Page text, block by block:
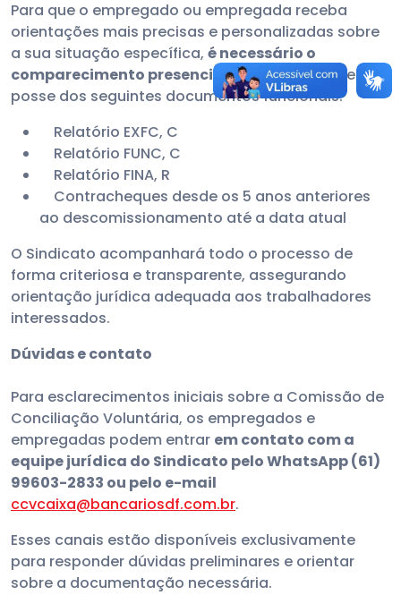
Para que o empregado ou empregada receba
orientações mais precisas e personalizadas sobre
a sua situação específica, é necessário o
comparecimento presencial ao Sindicato, de
posse dos seguintes documentos funcionais:
Relatório EXFC, C
Relatório FUNC, C
Relatório FINA, R
Contracheques desde os 5 anos anteriores
ao descomissionamento até a data atual
O Sindicato acompanhará todo o processo de
forma criteriosa e transparente, assegurando
orientação jurídica adequada aos trabalhadores
interessados.
Dúvidas e contato
Para esclarecimentos iniciais sobre a Comissão de
Conciliação Voluntária, os empregados e
empregadas podem entrar em contato com a
equipe jurídica do Sindicato pelo WhatsApp (61)
99603-2833 ou pelo e-mail
ccvcaixa@bancariosdf.com.br.
Esses canais estão disponíveis exclusivamente
para responder dúvidas preliminares e orientar
sobre a documentação necessária.